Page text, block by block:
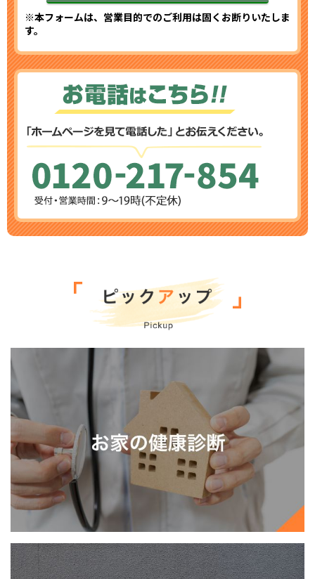
※本フォームは、営業目的でのご利用は固くお断りいたしま
す。